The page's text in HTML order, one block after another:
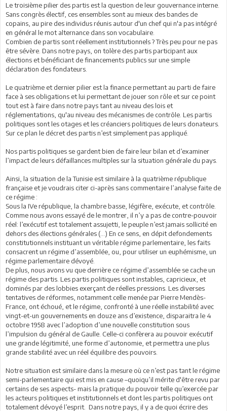
Le troisième pilier des partis est la question de leur gouvernance interne.
Sans congrès électif, ces ensembles sont au mieux des bandes de
copains, au pire des individus réunis autour d'un chef qui n'a pas intégré
en général le mot alternance dans son vocabulaire.
Combien de partis sont réellement institutionnels ? Très peu pour ne pas
être sévère. Dans notre pays, on tolère des partis participant aux
élections et bénéficiant de financements publics sur une simple
déclaration des fondateurs.
Le quatrième et dernier pilier est la finance permettant au parti de faire
face à ses obligations et lui permettant de jouer son rôle et sur ce point
tout est à faire dans notre pays tant au niveau des lois et
réglementations, qu'au niveau des mécanismes de contrôle. Les partis
politiques sont les otages et les créanciers politiques de leurs donateurs.
Sur ce plan le décret des partis n’est simplement pas appliqué.
Nos partis politiques se gardent bien de faire leur bilan et d’examiner
l’impact de leurs défaillances multiples sur la situation générale du pays.
Ainsi, la situation de la Tunisie est similaire à la quatrième république
française et je voudrais citer ci-après sans commentaire l’analyse faite de
ce régime :
Sous la IVe république, la chambre basse, légifère, exécute, et contrôle.
Comme nous avons essayé de le montrer, il n’y a pas de contre-pouvoir
réel: l’exécutif est totalement assujetti, le peuple n’est jamais sollicité en
dehors des élections générales (…) En ce sens, en dépit defondements
constitutionnels instituant un véritable régime parlementaire, les faits
consacrent un régime d’assemblée, ou, pour utiliser un euphémisme, un
régime parlementaire dévoyé.
De plus, nous avons vu que derrière ce régime d’assemblée se cache un
régime des partis. Les partis politiques sont instables, capricieux, et
dominés par des lobbies exerçant de réelles pressions. Les diverses
tentatives de réformes, notamment celle menée par Pierre Mendès-
France, ont échoué, et le régime, confronté à une réelle instabilité avec
vingt-et-un gouvernements en douze ans d’existence, disparaitra le 4
octobre 1958 avec l’adoption d’une nouvelle constitution sous
l’impulsion du général de Gaulle. Celle-ci confèrera au pouvoir exécutif
une grande légitimité, une forme d’autonomie, et permettra une plus
grande stabilité avec un réel équilibre des pouvoirs.
Notre situation est similaire dans la mesure où ce n’est pas tant le régime
semi-parlementaire qui est mis en cause –quoiqu’il mérite d'être revu par
certains de ses aspects- mais la pratique du pouvoir telle qu’exercée par
les acteurs politiques et institutionnels et dont les partis politiques ont
totalement dévoyé l’esprit. Dans notre pays, il y a de quoi écrire des